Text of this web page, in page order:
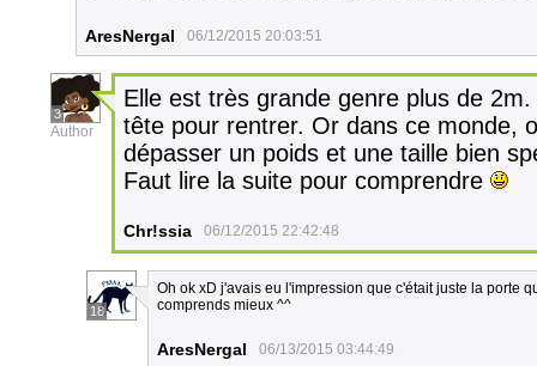
AresNergal 06/12/2015 20:03:51
3
Author
Elle est très grande genre plus de
tête pour rentrer. Or dans ce monde,
dépasser un poids et une taille bien
Faut lire la suite pour comprendre
Chr!ssia 06/12/2015 22:42:48
18
Oh ok xD j'avais eu l'impression que c'était juste la porte
comprends mieux ^^
AresNergal 06/13/2015 03:44:49